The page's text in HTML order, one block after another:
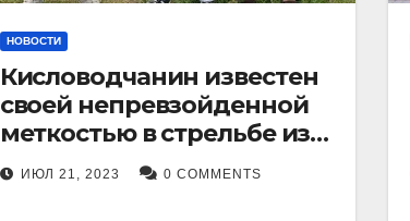
НОВОСТИ
Кисловодчанин известен
своей непревзойденной
меткостью в стрельбе из
лука, и его успехи
прославили его в
ИЮЛ 21, 2023 0 COMMENTS